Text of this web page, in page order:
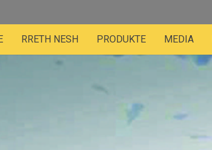
RRETH NESH PRODUKTE MEDIA